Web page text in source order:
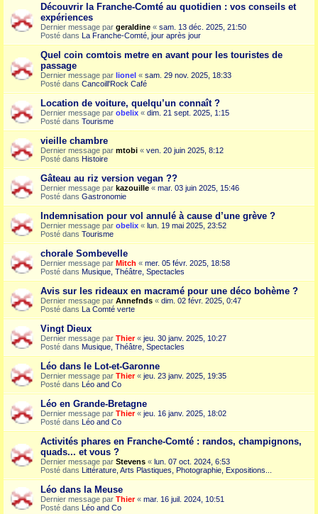
Découvrir la Franche-Comté au quotidien : vos conseils et
expériences
Dernier message par geraldine « sam. 13 déc. 2025, 21:50
Posté dans La Franche-Comté, jour après jour
Quel coin comtois metre en avant pour les touristes de
passage
Dernier message par lionel « sam. 29 nov. 2025, 18:33
Posté dans Cancoill'Rock Café
Location de voiture, quelqu’un connaît ?
Dernier message par obelix « dim. 21 sept. 2025, 1:15
Posté dans Tourisme
vieille chambre
Dernier message par mtobi « ven. 20 juin 2025, 8:12
Posté dans Histoire
Gâteau au riz version vegan ??
Dernier message par kazouille « mar. 03 juin 2025, 15:46
Posté dans Gastronomie
Indemnisation pour vol annulé à cause d’une grève ?
Dernier message par obelix « lun. 19 mai 2025, 23:52
Posté dans Tourisme
chorale Sombevelle
Dernier message par Mitch « mer. 05 févr. 2025, 18:58
Posté dans Musique, Théâtre, Spectacles
Avis sur les rideaux en macramé pour une déco bohème ?
Dernier message par Annefnds « dim. 02 févr. 2025, 0:47
Posté dans La Comté verte
Vingt Dieux
Dernier message par Thier« jeu. 30 janv. 2025, 10:27
Posté dans Musique, Théâtre, Spectacles
Léo dans le Lot-et-Garonne
Dernier message par Thier« jeu. 23 janv. 2025, 19:35
Posté dans Léo and Co
Léo en Grande-Bretagne
Dernier message par Thier« jeu. 16 janv. 2025, 18:02
Posté dans Léo and Co
Activités phares en Franche-Comté : randos, champignons,
quads... et vous ?
Dernier message par Stevens « lun. 07 oct. 2024, 6:53
Posté dans Littérature, Arts Plastiques, Photographie, Expositions...
Léo dans la Meuse
Dernier message par Thier« mar. 16 juil. 2024, 10:51
Posté dans Léo and Co